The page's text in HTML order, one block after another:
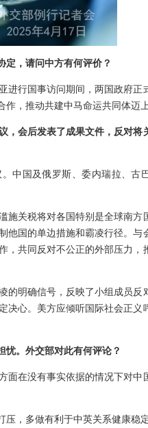
定，请问中方有何评价？
进行国事访问期间，两国政府正
，推动共建中马命运共同体迈上
，会后发表了成果文件，反对将
中国及俄罗斯、委内瑞拉、古
施关税将对各国特别是全球南方
国的单边措施和霸凌行径。与
，共同反对不公正的外部压力，
的明确信号，反映了小组成员反
决心。美方应倾听国际社会正义
忧。外交部对此有何评论？
面在没有事实依据的情况下对中
，多做有利于中英关系健康稳定